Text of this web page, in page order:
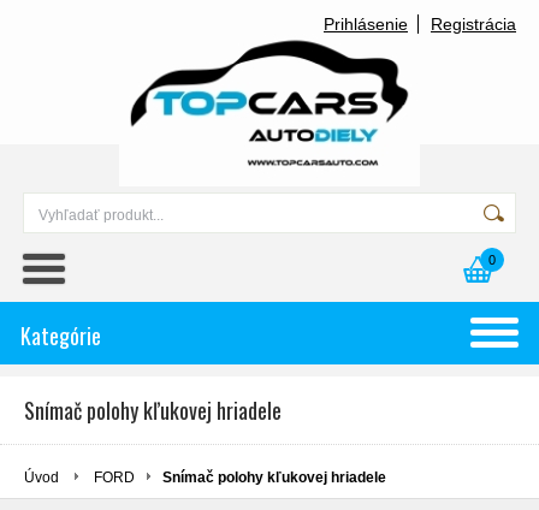
Prihlásenie Registrácia
0
Kategórie
Snímač polohy kľukovej hriadele
Úvod FORD Snímač polohy kľukovej hriadele